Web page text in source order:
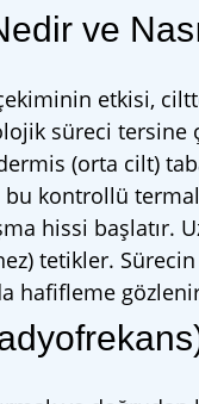
ve
etkisi,
süreci
(orta cilt)
bu kontrollü
hissi
tetikler.
hafifleme